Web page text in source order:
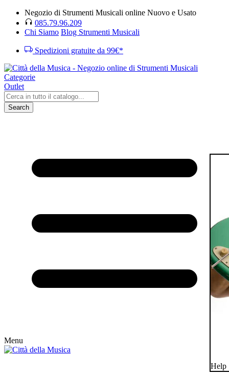
Negozio di Strumenti Musicali online Nuovo e Usato
085.79.96.209
Chi Siamo Blog Strumenti Musicali
Spedizioni gratuite da 99€*
Categorie
Outlet
Search
Menu
Help